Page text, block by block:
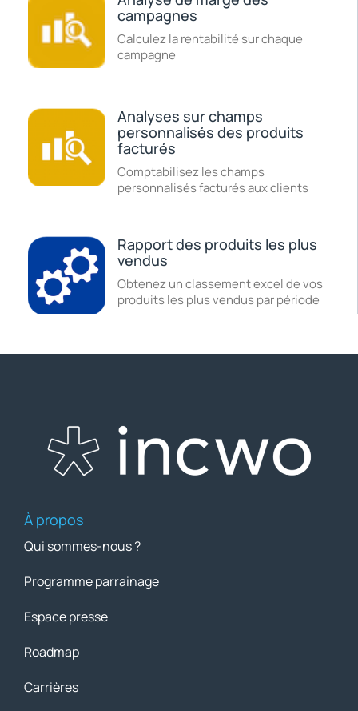
campagnes
Calculez la rentabilité sur chaque
campagne
Analyses sur champs
personnalisés des produits
facturés
Comptabilisez les champs
personnalisés facturés aux clients
Rapport des produits les plus
vendus
Obtenez un classement excel de vos
produits les plus vendus par période
À propos
Qui sommes-nous ?
Programme parrainage
Espace presse
Roadmap
Carrières